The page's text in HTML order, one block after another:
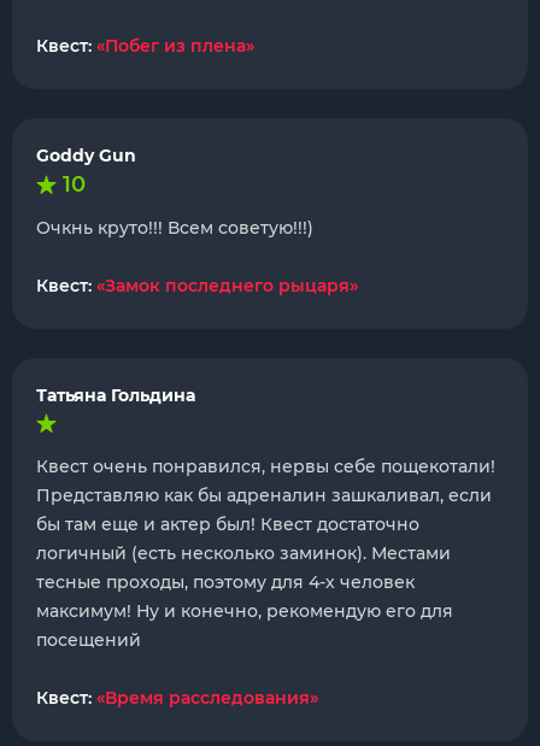
Квест: «Побег из плена»
Goddy Gun
10
Очкнь круто!!! Всем советую!!!)
Квест: «Замок последнего рыцаря»
Татьяна Гольдина
Квест очень понравился, нервы себе пощекотали!
Представляю как бы адреналин зашкаливал, если
бы там еще и актер был! Квест достаточно
логичный (есть несколько заминок). Местами
тесные проходы, поэтому для 4-х человек
максимум! Ну и конечно, рекомендую его для
посещений
Квест: «Время расследования»